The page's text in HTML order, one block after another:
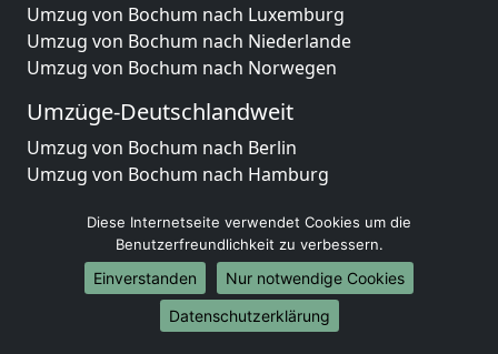
Umzug von Bochum nach Luxemburg
Umzug von Bochum nach Niederlande
Umzug von Bochum nach Norwegen
Umzüge-Deutschlandweit
Umzug von Bochum nach Berlin
Umzug von Bochum nach Hamburg
Umzug von Bochum nach Köln
Umzug von Bochum nach Frankfurt am Main
Umzug von Bochum nach Stuttgart
Umzug von Bochum nach Düsseldorf
Umzug von Bochum nach Leipzig
Diese Internetseite verwendet Cookies um die
Benutzerfreundlichkeit zu verbessern.
Einverstanden
Nur notwendige Cookies
Datenschutzerklärung